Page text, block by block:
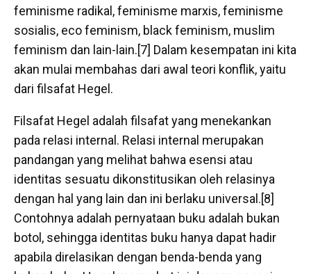
feminisme radikal, feminisme marxis, feminisme
sosialis, eco feminism, black feminism, muslim
feminism dan lain-lain.[7] Dalam kesempatan ini kita
akan mulai membahas dari awal teori konflik, yaitu
dari filsafat Hegel.
Filsafat Hegel adalah filsafat yang menekankan
pada relasi internal. Relasi internal merupakan
pandangan yang melihat bahwa esensi atau
identitas sesuatu dikonstitusikan oleh relasinya
dengan hal yang lain dan ini berlaku universal.[8]
Contohnya adalah pernyataan buku adalah bukan
botol, sehingga identitas buku hanya dapat hadir
apabila direlasikan dengan benda-benda yang